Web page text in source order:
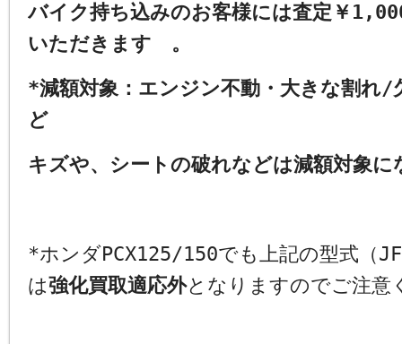
バイク持ち込みのお客様には査定￥
いただきます 。
*減額対象：エンジン不動・大きな割れ/
ど
キズや、シートの破れなどは減額対象に
*ホンダPCX125/150でも上記の型式（
は強化買取適応外となりますのでご注意